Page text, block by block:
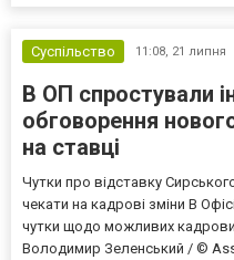
Суспільство 11:08, 21 липня
В ОП спростували
обговорення
на ставці
Чутки про відставку
чекати на кадрові зміни В
чутки щодо можливих
Володимир Зеленський / ©